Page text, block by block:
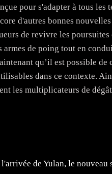
pour s'adapter à tous
d'autres bonnes
de revivre les
armes de poing tout en
qu’il est possible
dans ce contexte.
les multiplicateurs de